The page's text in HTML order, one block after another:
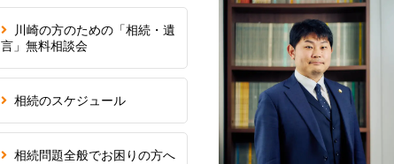
川崎の方のための「相続・遺
言」無料相談会
相続のスケジュール
相続問題全般でお困りの方へ